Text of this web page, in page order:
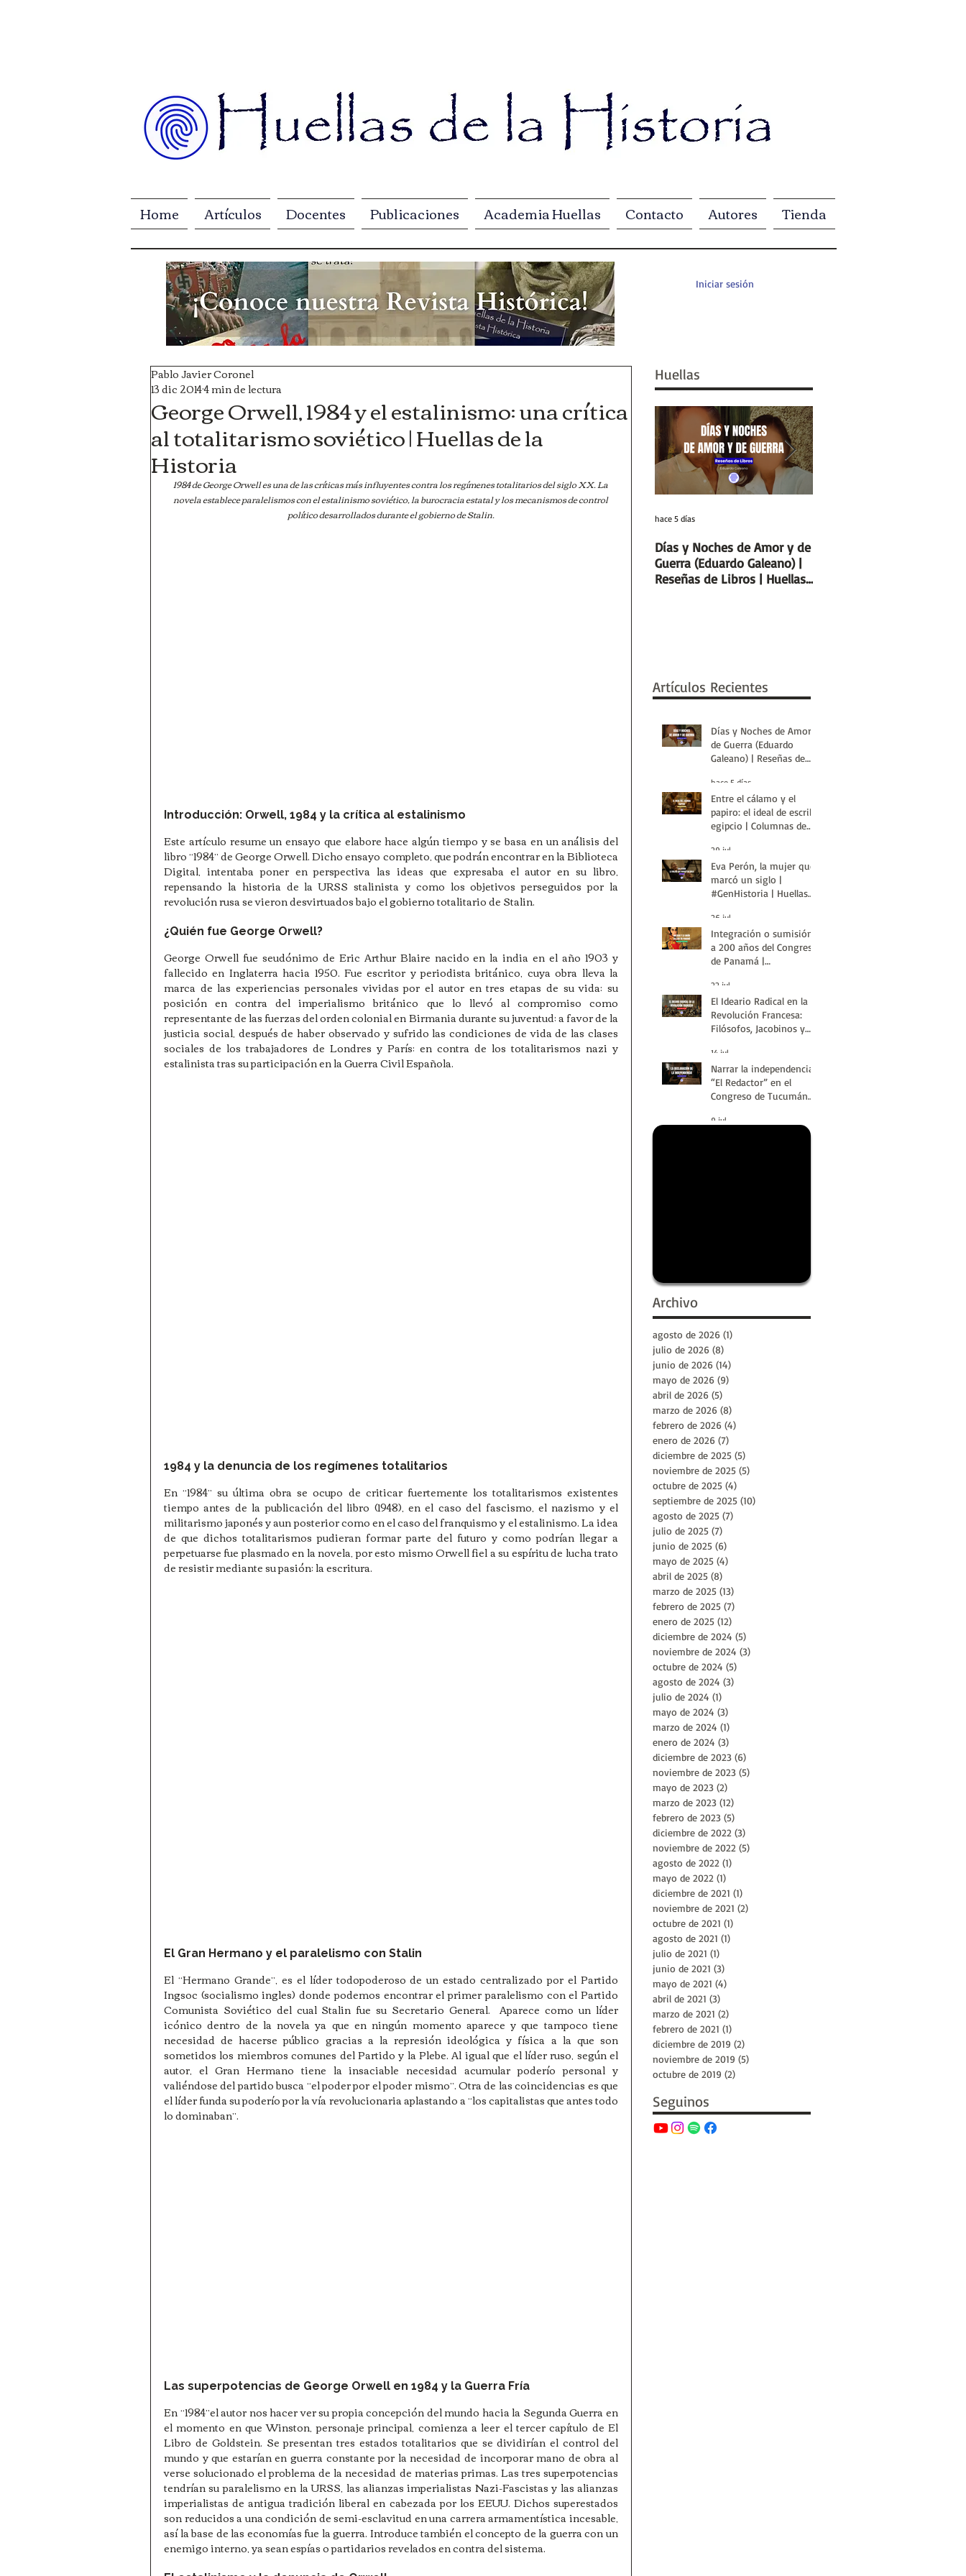
Home Artículos Docentes Publicaciones Academia Huellas Contacto Autores Tienda
Iniciar sesión
George Orwell, 1984 y el estalinismo: una crítica
al totalitarismo soviético | Huellas de la
Historia
Pablo Javier Coronel
13 dic 20144 min de lectura
1984 de George Orwell es una de las críticas más influyentes contra los regímenes totalitarios del siglo XX. La
novela establece paralelismos con el estalinismo soviético, la burocracia estatal y los mecanismos de control
político desarrollados durante el gobierno de Stalin.
Introducción: Orwell, 1984 y la crítica al estalinismo
Este artículo resume un ensayo que elabore hace algún tiempo y se basa en un análisis del
libro “1984” de George Orwell. Dicho ensayo completo, que podrán encontrar en la Biblioteca
Digital, intentaba poner en perspectiva las ideas que expresaba el autor en su libro,
repensando la historia de la URSS stalinista y como los objetivos perseguidos por la
revolución rusa se vieron desvirtuados bajo el gobierno totalitario de Stalin.
¿Quién fue George Orwell?
George Orwell fue seudónimo de Eric Arthur Blaire nacido en la india en el año 1903 y
fallecido en Inglaterra hacia 1950. Fue escritor y periodista británico, cuya obra lleva la
marca de las experiencias personales vividas por el autor en tres etapas de su vida: su
posición en contra del imperialismo británico que lo llevó al compromiso como
representante de las fuerzas del orden colonial en Birmania durante su juventud; a favor de la
justicia social, después de haber observado y sufrido las condiciones de vida de las clases
sociales de los trabajadores de Londres y París; en contra de los totalitarismos nazi y
estalinista tras su participación en la Guerra Civil Española.
1984 y la denuncia de los regímenes totalitarios
En “1984” su última obra se ocupo de criticar fuertemente los totalitarismos existentes
tiempo antes de la publicación del libro (1948), en el caso del fascismo, el nazismo y el
militarismo japonés y aun posterior como en el caso del franquismo y el estalinismo. La idea
de que dichos totalitarismos pudieran formar parte del futuro y como podrían llegar a
perpetuarse fue plasmado en la novela, por esto mismo Orwell fiel a su espíritu de lucha trato
de resistir mediante su pasión: la escritura.
El Gran Hermano y el paralelismo con Stalin
El “Hermano Grande”, es el líder todopoderoso de un estado centralizado por el Partido
Ingsoc (socialismo ingles) donde podemos encontrar el primer paralelismo con el Partido
Comunista Soviético del cual Stalin fue su Secretario General.  Aparece como un líder
icónico dentro de la novela ya que en ningún momento aparece y que tampoco tiene
necesidad de hacerse público gracias a la represión ideológica y física a la que son
sometidos los miembros comunes del Partido y la Plebe. Al igual que el líder ruso, según el
autor, el Gran Hermano tiene la insaciable necesidad acumular poderío personal y
valiéndose del partido busca “el poder por el poder mismo”. Otra de las coincidencias es que
el líder funda su poderío por la vía revolucionaria aplastando a “los capitalistas que antes todo
lo dominaban”.
Las superpotencias de George Orwell en 1984 y la Guerra Fría
En “1984”el autor nos hacer ver su propia concepción del mundo hacia la Segunda Guerra en
el momento en que Winston, personaje principal, comienza a leer el tercer capítulo de El
Libro de Goldstein. Se presentan tres estados totalitarios que se dividirían el control del
mundo y que estarían en guerra constante por la necesidad de incorporar mano de obra al
verse solucionado el problema de la necesidad de materias primas. Las tres superpotencias
tendrían su paralelismo en la URSS, las alianzas imperialistas Nazi-Fascistas y las alianzas
imperialistas de antigua tradición liberal en cabezada por los EEUU. Dichos superestados
son reducidos a una condición de semi-esclavitud en una carrera armamentística incesable,
así la base de las economías fue la guerra. Introduce también el concepto de la guerra con un
enemigo interno, ya sean espías o partidarios revelados en contra del sistema.
Huellas
Días y Noches de Amor y de
Guerra (Eduardo Galeano) |
Reseñas de Libros | Huellas
hace 5 días
Artículos Recientes
Días y Noches de Amor y
de Guerra (Eduardo
Galeano) | Reseñas de
Historia
hace 5 días
Entre el cálamo y el
papiro: el ideal de escriba
egipcio | Columnas de
Historia
29 jul
Eva Perón, la mujer que
marcó un siglo |
#GenHistoria | Huellas
26 jul
Integración o sumisión:
a 200 años del Congreso
de Panamá |
as | Huellas de la
Historia
22 jul
El Ideario Radical en la
Revolución Francesa:
Filósofos, Jacobinos y
Historia
14 jul
Narrar la independencia:
“El Redactor” en el
Congreso de Tucumán
Huellas de la Historia
9 jul
Archivo
agosto de 2026 (1)
julio de 2026 (8)
junio de 2026 (14)
mayo de 2026 (9)
abril de 2026 (5)
marzo de 2026 (8)
febrero de 2026 (4)
enero de 2026 (7)
diciembre de 2025 (5)
noviembre de 2025 (5)
octubre de 2025 (4)
septiembre de 2025 (10)
agosto de 2025 (7)
julio de 2025 (7)
junio de 2025 (6)
mayo de 2025 (4)
abril de 2025 (8)
marzo de 2025 (13)
febrero de 2025 (7)
enero de 2025 (12)
diciembre de 2024 (5)
noviembre de 2024 (3)
octubre de 2024 (5)
agosto de 2024 (3)
julio de 2024 (1)
mayo de 2024 (3)
marzo de 2024 (1)
enero de 2024 (3)
diciembre de 2023 (6)
noviembre de 2023 (5)
mayo de 2023 (2)
marzo de 2023 (12)
febrero de 2023 (5)
diciembre de 2022 (3)
noviembre de 2022 (5)
agosto de 2022 (1)
mayo de 2022 (1)
diciembre de 2021 (1)
noviembre de 2021 (2)
octubre de 2021 (1)
agosto de 2021 (1)
julio de 2021 (1)
junio de 2021 (3)
mayo de 2021 (4)
abril de 2021 (3)
marzo de 2021 (2)
febrero de 2021 (1)
diciembre de 2019 (2)
noviembre de 2019 (5)
octubre de 2019 (2)
Seguinos